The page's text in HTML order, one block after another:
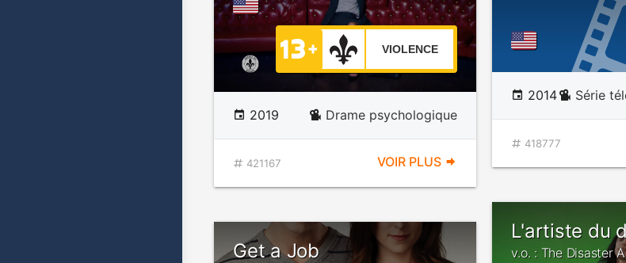
VIOLENCE
2019 Drame psychologique
421167 VOIR PLUS
2014 Série
418777
L'artiste du
v.o. : The Disaster
Get a Job